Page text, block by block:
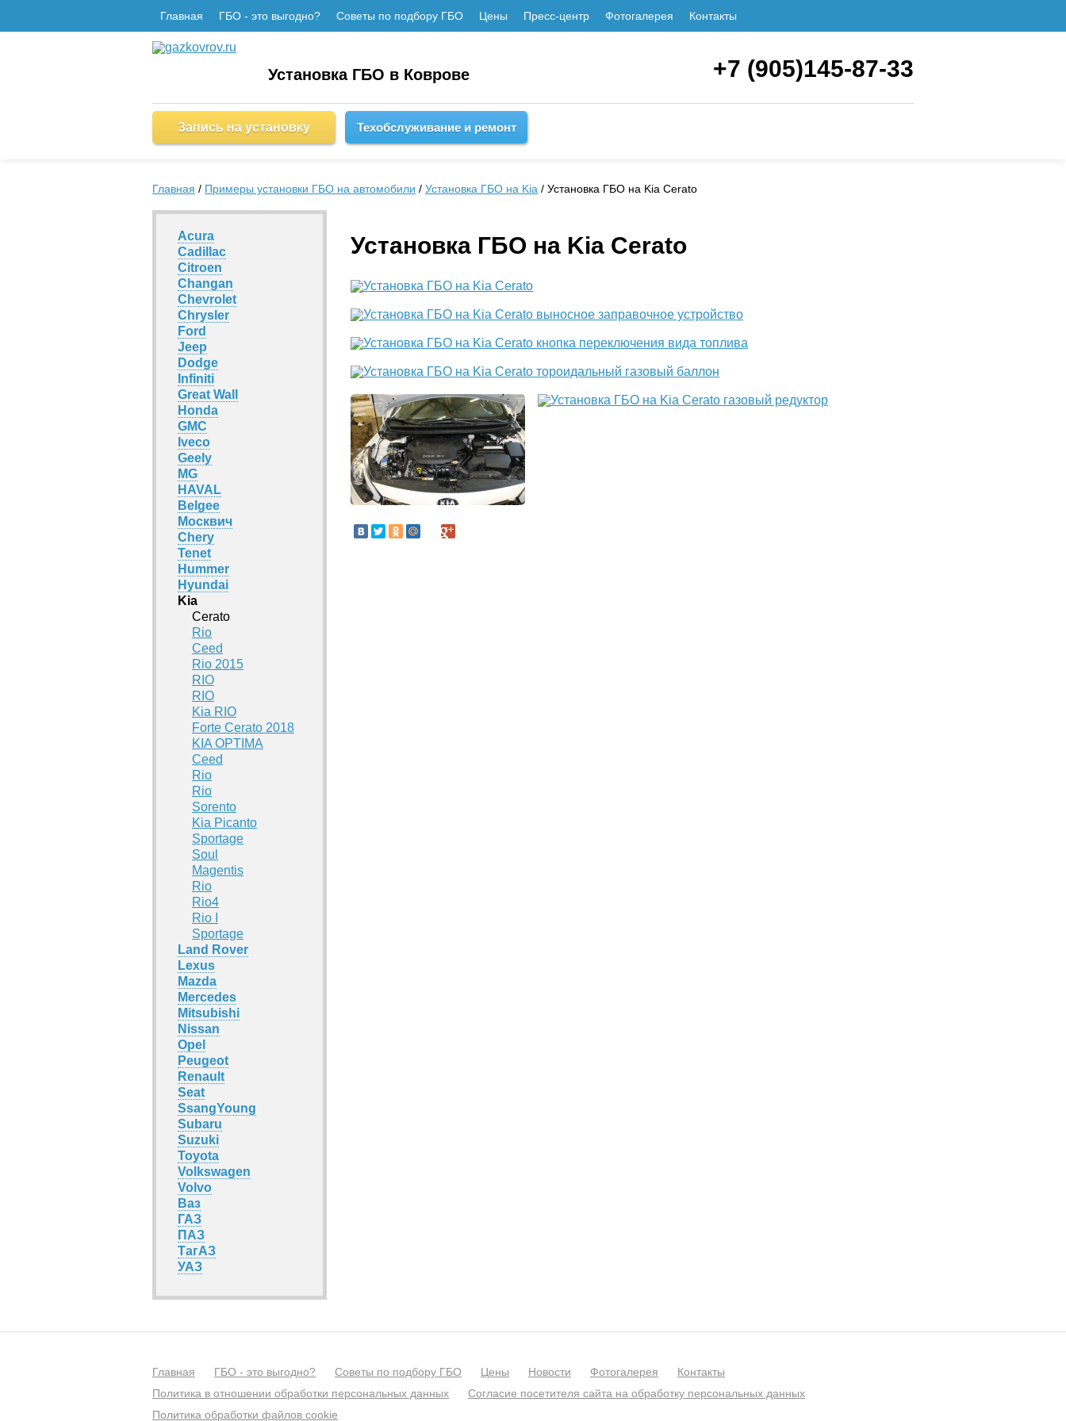
Главная ГБО - это выгодно? Советы по подбору ГБО Цены Пресс-центр Фотогалерея Контакты
Установка ГБО в Коврове +7 (905)145-87-33
Запись на установку Техобслуживание и ремонт
Главная / Примеры установки ГБО на автомобили / Установка ГБО на Kia / Установка ГБО на Kia Cerato
Acura
Cadillac
Citroen
Changan
Chevrolet
Chrysler
Ford
Jeep
Dodge
Infiniti
Great Wall
Honda
GMC
Iveco
Geely
MG
HAVAL
Belgee
Москвич
Chery
Tenet
Hummer
Hyundai
Kia
Cerato
Rio
Ceed
Rio 2015
RIO
RIO
Kia RIO
Forte Cerato 2018
KIA OPTIMA
Ceed
Rio
Rio
Sorento
Kia Picanto
Sportage
Soul
Magentis
Rio
Rio4
Rio I
Sportage
Land Rover
Lexus
Mazda
Mercedes
Mitsubishi
Nissan
Opel
Peugeot
Renault
Seat
SsangYoung
Subaru
Suzuki
Toyota
Volkswagen
Volvo
Ваз
ГАЗ
ПАЗ
ТагАЗ
УАЗ
Установка ГБО на Kia Cerato
Главная ГБО - это выгодно? Советы по подбору ГБО Цены Новости Фотогалерея
Контакты
Политика в отношении обработки персональных данных
Согласие посетителя сайта на обработку персональных данных
Политика обработки файлов cookie